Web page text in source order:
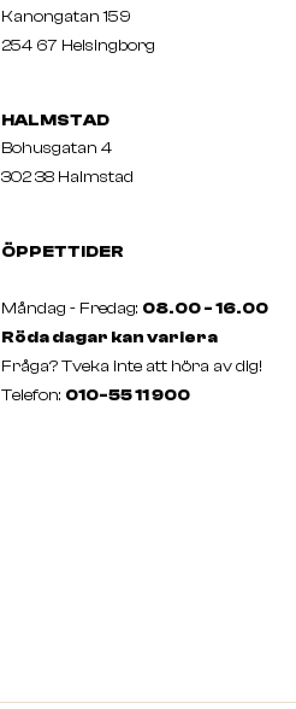
Kanongatan 159
254 67 Helsingborg
HALMSTAD
Bohusgatan 4
302 38 Halmstad
ÖPPETTIDER
Måndag - Fredag: 08.00 - 16.00
Röda dagar kan variera
Fråga? Tveka inte att höra av dig!
Telefon: 010-55 11 900